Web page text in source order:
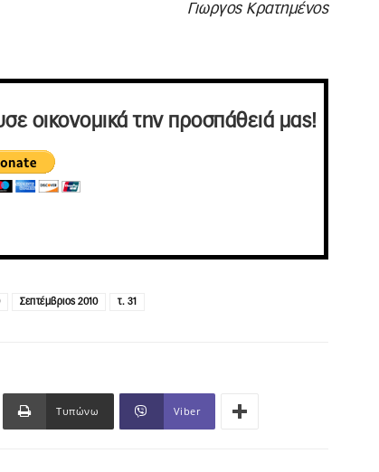
Γιωργος Κρατημένος
οικονομικά την προσπάθειά μας!
Σεπτέμβριος 2010 τ. 31
Τυπώνω Viber